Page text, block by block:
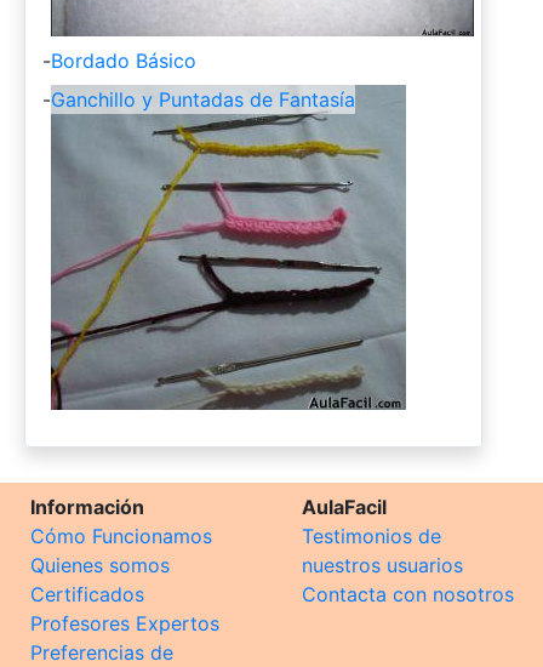
-Bordado Básico
-Ganchillo y Puntadas de Fantasía
Información
Cómo Funcionamos
Quienes somos
Certificados
Profesores Expertos
Preferencias de
AulaFacil
Testimonios de
nuestros usuarios
Contacta con nosotros